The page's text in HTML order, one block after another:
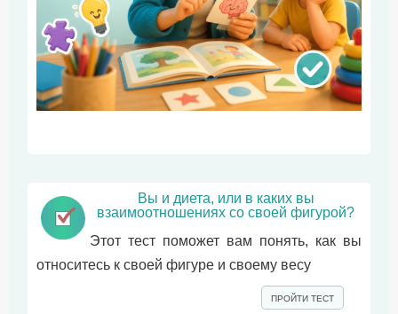
Вы и диета, или в каких вы
взаимоотношениях со своей фигурой?
Этот тест поможет вам понять, как вы
относитесь к своей фигуре и своему весу
ПРОЙТИ ТЕСТ